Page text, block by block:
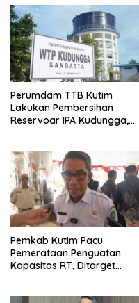
Perumdam TTB Kutim
Lakukan Pembersihan
Reservoar IPA Kudungga,
Pemkab Kutim Pacu
Pemerataan Penguatan
Kapasitas RT, Ditarget